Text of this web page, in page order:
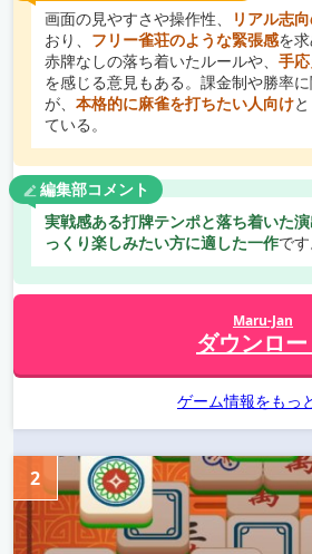
画面の見やすさや操作性、
リアル志
おり、 フリー雀荘のような緊張感を
赤牌なしの落ち着いたルールや、 手
を感じる意見もある。課金制や勝率
が、 本格的に麻雀を打ちたい人向け
ている。
編集部コメント
実戦感ある打牌テンポと落ち着いた
っくり楽しみたい方に適した一作です
Maru-Jan
ダウンロ
ゲーム情報をもっ
2